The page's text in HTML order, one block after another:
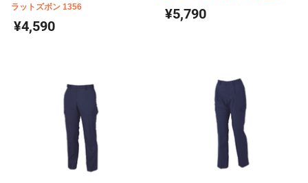
ラットズボン 1356
¥4,590
¥5,790